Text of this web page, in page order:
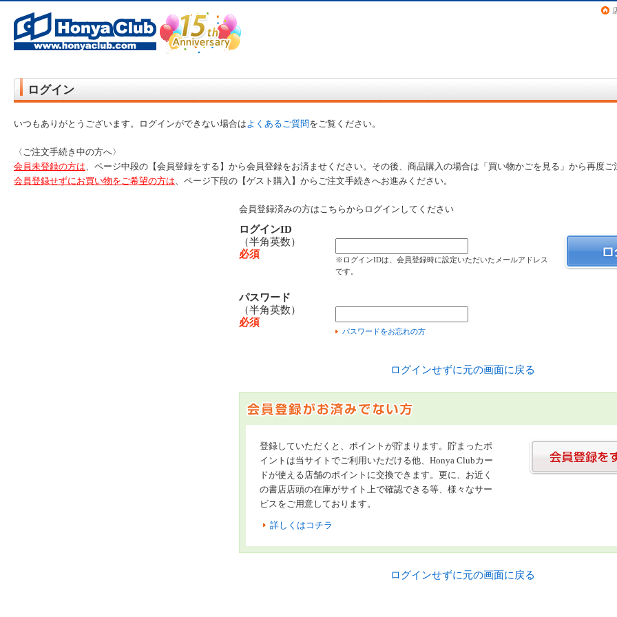
ログイン
いつもありがとうございます。ログインができない場合はよくあるご質問をご覧ください。
〈ご注文手続き中の方へ〉
会員未登録の方は、ページ中段の【会員登録をする】から会員登録をお済ませください。その後、商品購入の場合は「買い物かごを見る」から再度ご
会員登録せずにお買い物をご希望の方は、ページ下段の【ゲスト購入】からご注文手続きへお進みください。
会員登録済みの方はこちらからログインしてください
ログインID
（半角英数）
必須
※ログインIDは、会員登録時に設定いただいたメールアドレス
です。
パスワード
（半角英数）
必須
パスワードをお忘れの方
ログインせずに元の画面に戻る
登録していただくと、ポイントが貯まります。貯まったポ
イントは当サイトでご利用いただける他、Honya Clubカー
ドが使える店舗のポイントに交換できます。更に、お近く
の書店店頭の在庫がサイト上で確認できる等、様々なサー
ビスをご用意しております。
詳しくはコチラ
ログインせずに元の画面に戻る